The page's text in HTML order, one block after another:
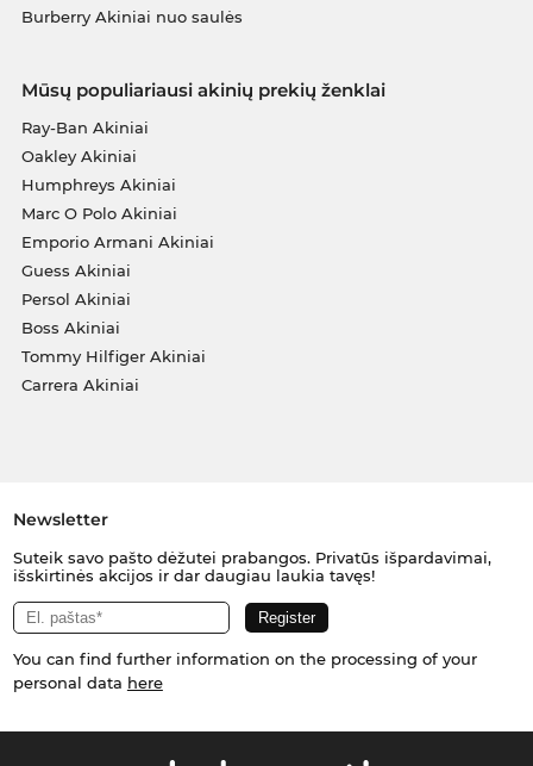
Burberry Akiniai nuo saulės
Mūsų populiariausi akinių prekių ženklai
Ray-Ban Akiniai
Oakley Akiniai
Humphreys Akiniai
Marc O Polo Akiniai
Emporio Armani Akiniai
Guess Akiniai
Persol Akiniai
Boss Akiniai
Tommy Hilfiger Akiniai
Carrera Akiniai
Newsletter
Suteik savo pašto dėžutei prabangos. Privatūs išpardavimai,
išskirtinės akcijos ir dar daugiau laukia tavęs!
You can find further information on the processing of your
personal data here